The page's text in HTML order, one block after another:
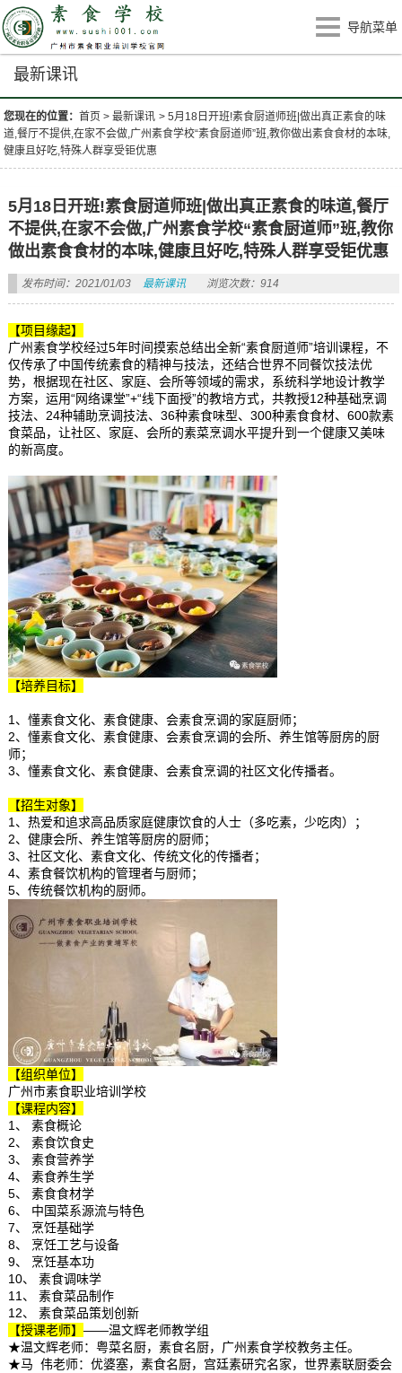
导航菜单
最新课讯
您现在的位置：首页 >最新课讯 >5月18日开班!素食厨道师班|做出真正素食的味
道,餐厅不提供,在家不会做,广州素食学校“素食厨道师”班,教你做出素食食材的本味,
健康且好吃,特殊人群享受钜优惠
5月18日开班!素食厨道师班|做出真正素食的味道,餐厅
不提供,在家不会做,广州素食学校“素食厨道师”班,教你
做出素食食材的本味,健康且好吃,特殊人群享受钜优惠
发布时间：2021/01/03 最新课讯 浏览次数：914
【项目缘起】
广州素食学校经过5年时间摸索总结出全新“素食厨道师”培训课程，不
仅传承了中国传统素食的精神与技法，还结合世界不同餐饮技法优
势，根据现在社区、家庭、会所等领域的需求，系统科学地设计教学
方案，运用“网络课堂”+“线下面授”的教培方式，共教授12种基础烹调
技法、24种辅助烹调技法、36种素食味型、300种素食食材、600款素
食菜品，让社区、家庭、会所的素菜烹调水平提升到一个健康又美味
的新高度。
【培养目标】
1、懂素食文化、素食健康、会素食烹调的家庭厨师；
2、懂素食文化、素食健康、会素食烹调的会所、养生馆等厨房的厨
师；
3、懂素食文化、素食健康、会素食烹调的社区文化传播者。
【招生对象】
1、热爱和追求高品质家庭健康饮食的人士（多吃素，少吃肉）；
2、健康会所、养生馆等厨房的厨师；
3、社区文化、素食文化、传统文化的传播者；
4、素食餐饮机构的管理者与厨师；
5、传统餐饮机构的厨师。
【组织单位】
广州市素食职业培训学校
【课程内容】
1、 素食概论
2、 素食饮食史
3、 素食营养学
4、 素食养生学
5、 素食食材学
6、 中国菜系源流与特色
7、 烹饪基础学
8、 烹饪工艺与设备
9、 烹饪基本功
10、 素食调味学
11、 素食菜品制作
12、 素食菜品策划创新
【授课老师】 ——温文辉老师教学组
★温文辉老师：粤菜名厨，素食名厨，广州素食学校教务主任。
★马 伟老师：优婆塞，素食名厨，宫廷素研究名家，世界素联厨委会